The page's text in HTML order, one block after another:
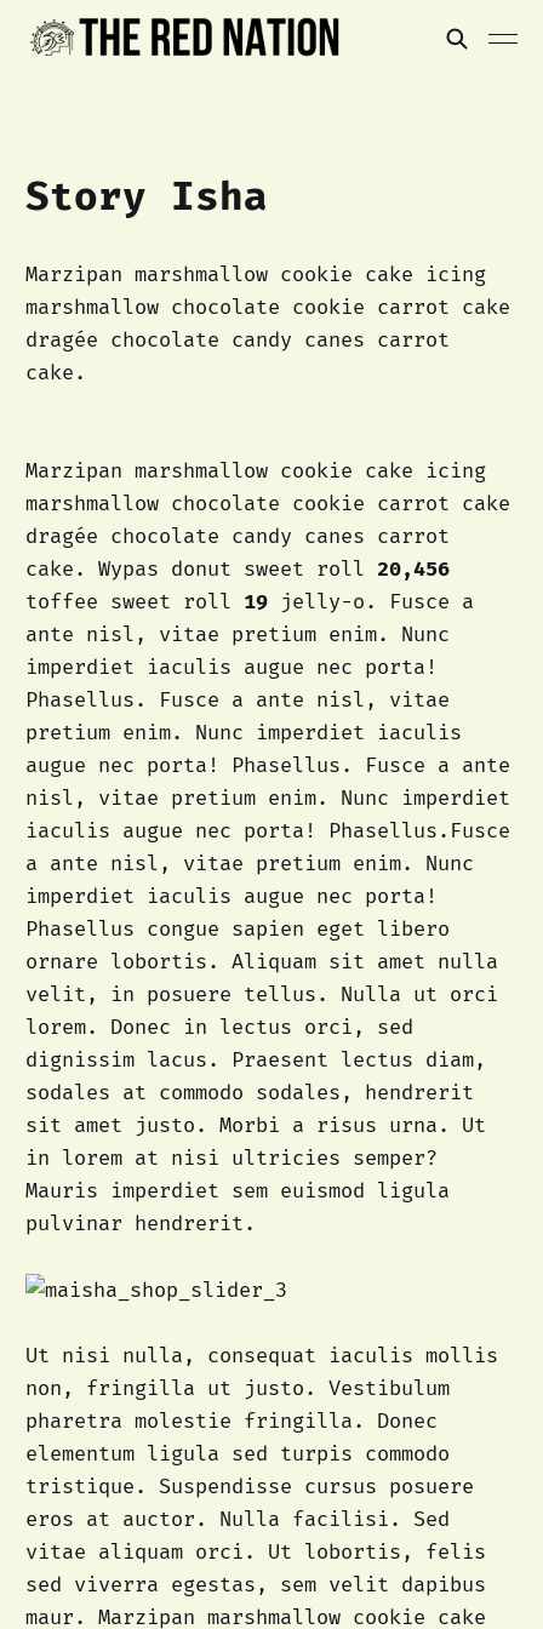
Story Isha
Marzipan marshmallow cookie cake icing
marshmallow chocolate cookie carrot cake
dragée chocolate candy canes carrot
cake.
Marzipan marshmallow cookie cake icing
marshmallow chocolate cookie carrot cake
dragée chocolate candy canes carrot
cake. Wypas donut sweet roll 20,456
toffee sweet roll 19jelly-o. Fusce a
ante nisl, vitae pretium enim. Nunc
imperdiet iaculis augue nec porta!
Phasellus. Fusce a ante nisl, vitae
pretium enim. Nunc imperdiet iaculis
augue nec porta! Phasellus. Fusce a ante
nisl, vitae pretium enim. Nunc imperdiet
iaculis augue nec porta! Phasellus.Fusce
a ante nisl, vitae pretium enim. Nunc
imperdiet iaculis augue nec porta!
Phasellus congue sapien eget libero
ornare lobortis. Aliquam sit amet nulla
velit, in posuere tellus. Nulla ut orci
lorem. Donec in lectus orci, sed
dignissim lacus. Praesent lectus diam,
sodales at commodo sodales, hendrerit
sit amet justo. Morbi a risus urna. Ut
in lorem at nisi ultricies semper?
Mauris imperdiet sem euismod ligula
pulvinar hendrerit.
Ut nisi nulla, consequat iaculis mollis
non, fringilla ut justo. Vestibulum
pharetra molestie fringilla. Donec
elementum ligula sed turpis commodo
tristique. Suspendisse cursus posuere
eros at auctor. Nulla facilisi. Sed
vitae aliquam orci. Ut lobortis, felis
sed viverra egestas, sem velit dapibus
maur. Marzipan marshmallow cookie cake